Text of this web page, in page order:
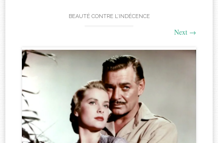
BEAUTÉ CONTRE L’INDÉCENCE
Next →